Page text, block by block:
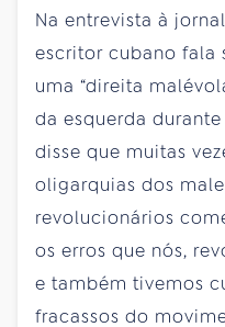
Na entrevista à
escritor cubano fala
uma “direita
da esquerda durante
disse que muitas
oligarquias dos
revolucionários
os erros que nós,
e também tivemos
fracassos do